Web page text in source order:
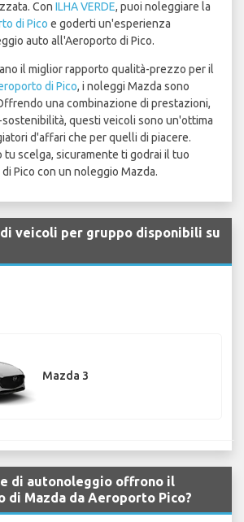
Con ILHA VERDE, puoi noleggiare la
di Pico e goderti un'esperienza
auto all'Aeroporto di Pico.
il miglior rapporto qualità-prezzo per il
di Pico, i noleggi Mazda sono
una combinazione di prestazioni,
questi veicoli sono un'ottima
d'affari che per quelli di piacere.
scelga, sicuramente ti godrai il tuo
Pico con un noleggio Mazda.
veicoli per gruppo disponibili su
Mazda 3
di autonoleggio offrono il
di Mazda da Aeroporto Pico?